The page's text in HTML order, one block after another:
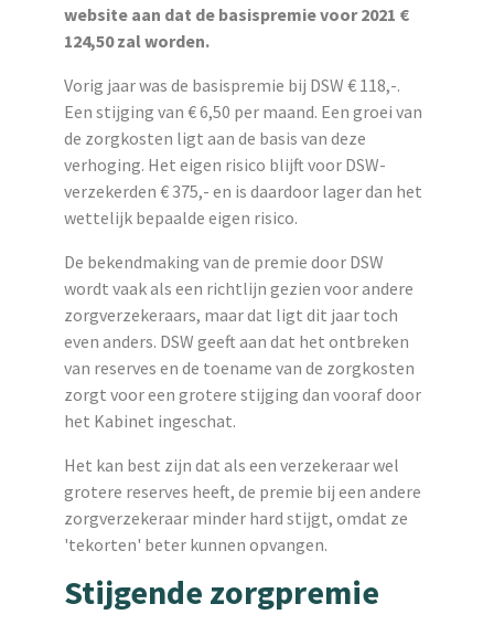
website aan dat de basispremie voor 2021 €
124,50 zal worden.
Vorig jaar was de basispremie bij DSW € 118,-.
Een stijging van € 6,50 per maand. Een groei van
de zorgkosten ligt aan de basis van deze
verhoging. Het eigen risico blijft voor DSW-
verzekerden € 375,- en is daardoor lager dan het
wettelijk bepaalde eigen risico.
De bekendmaking van de premie door DSW
wordt vaak als een richtlijn gezien voor andere
zorgverzekeraars, maar dat ligt dit jaar toch
even anders. DSW geeft aan dat het ontbreken
van reserves en de toename van de zorgkosten
zorgt voor een grotere stijging dan vooraf door
het Kabinet ingeschat.
Het kan best zijn dat als een verzekeraar wel
grotere reserves heeft, de premie bij een andere
zorgverzekeraar minder hard stijgt, omdat ze
'tekorten' beter kunnen opvangen.
Stijgende zorgpremie